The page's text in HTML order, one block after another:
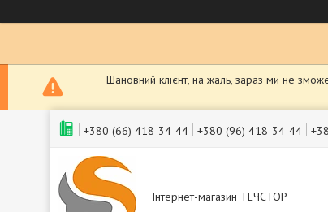
Шановний клієнт, на жаль, зараз ми не
+380 (66) 418-34-44 +380 (96) 418-34-44
Інтернет-магазин ТЕЧСТОР